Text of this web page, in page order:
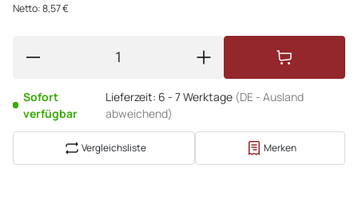
Netto: 8,57 €
Sofort
verfügbar
Lieferzeit: 6 - 7 Werktage (DE - Ausland
abweichend)
Vergleichsliste Merken